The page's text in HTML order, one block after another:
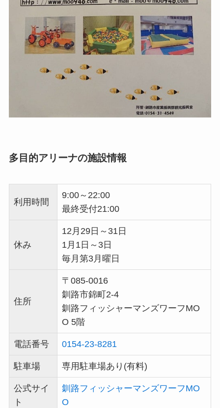
多目的アリーナの施設情報
利用時間
9:00～22:00
最終受付21:00
休み
12月29日～31日
1月1日～3日
毎月第3月曜日
住所
〒085-0016
釧路市錦町2-4
釧路フィッシャーマンズワーフMO
O 5階
電話番号 0154-23-8281
駐車場 専用駐車場あり(有料)
公式サイ
ト
釧路フィッシャーマンズワーフMO
O